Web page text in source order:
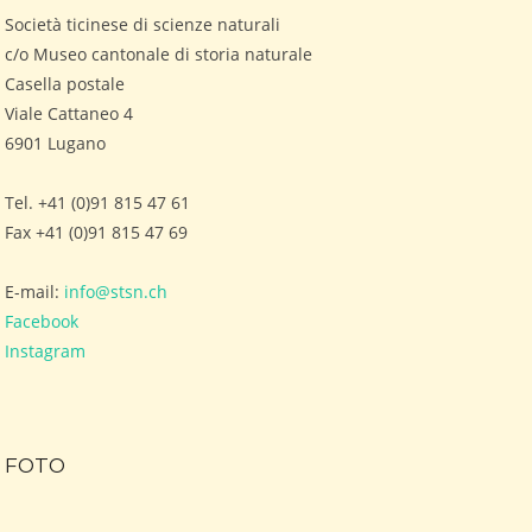
Società ticinese di scienze naturali
c/o Museo cantonale di storia naturale
Casella postale
Viale Cattaneo 4
6901 Lugano
Tel. +41 (0)91 815 47 61
Fax +41 (0)91 815 47 69
E-mail: info@stsn.ch
Facebook
Instagram
FOTO